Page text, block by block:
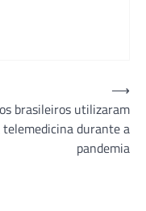
brasileiros utilizaram
telemedicina durante a
pandemia
⟶